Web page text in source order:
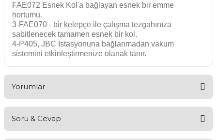
FAE072 Esnek Kol'a bağlayan esnek bir emme
hortumu.
3-FAE070 - bir kelepçe ile çalışma tezgahınıza
sabitlenecek tamamen esnek bir kol.
4-P405, JBC İstasyonuna bağlanmadan vakum
sistemini etkinleştirmenize olanak tanır.
Yorumlar
Soru & Cevap